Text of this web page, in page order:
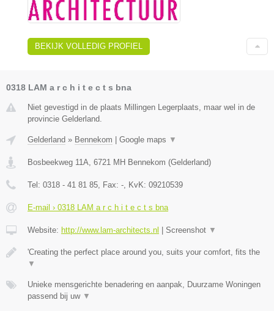
BEKIJK VOLLEDIG PROFIEL
0318 LAM a r c h i t e c t s bna
Niet gevestigd in de plaats Millingen Legerplaats, maar wel in de
provincie Gelderland.
Gelderland » Bennekom | Google maps ▼
Bosbeekweg 11A 6721 MH Bennekom (Gelderland)
Tel: 0318 - 41 81 85 , Fax: - , KvK: 09210539
E-mail › 0318 LAM a r c h i t e c t s bna
Website: http://www.lam-architects.nl | Screenshot ▼
'Creating the perfect place around you, suits your comfort, fits the
▼
Unieke mensgerichte benadering en aanpak, Duurzame Woningen
passend bij uw ▼